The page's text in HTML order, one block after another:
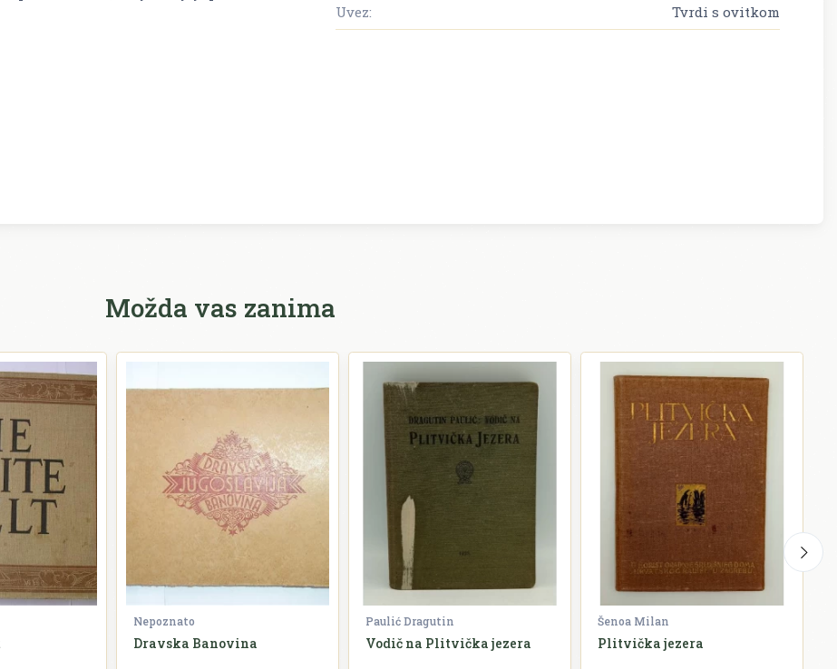
Uvez:
Tvrdi s ovitkom
Možda vas zanima
Nepoznato
Dravska Banovina
Paulić Dragutin
Vodič na Plitvička jezera
Šenoa Milan
Plitvička jezera